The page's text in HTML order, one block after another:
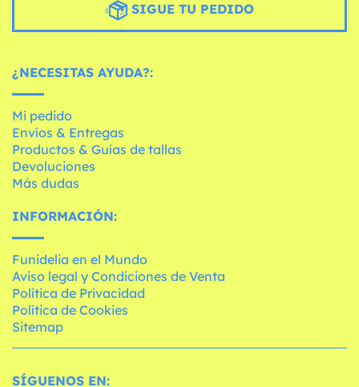
SIGUE TU PEDIDO
¿NECESITAS AYUDA?:
Mi pedido
Envíos & Entregas
Productos & Guías de tallas
Devoluciones
Más dudas
INFORMACIÓN:
Funidelia en el Mundo
Aviso legal y Condiciones de Venta
Política de Privacidad
Política de Cookies
Sitemap
SÍGUENOS EN: